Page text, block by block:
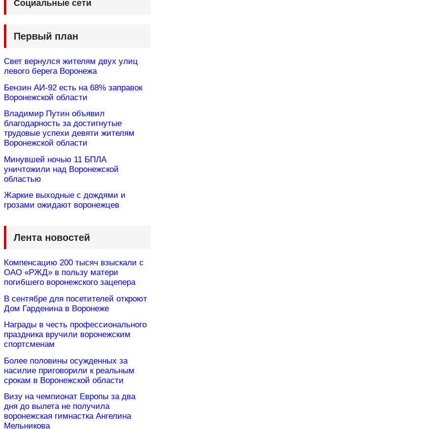
Социальные сети
Первый план
Свет вернулся жителям двух улиц
левого берега Воронежа
Бензин АИ-92 есть на 68% заправок
Воронежской области
Владимир Путин объявил
благодарность за достигнутые
трудовые успехи девяти жителям
Воронежской области
Минувшей ночью 11 БПЛА
уничтожили над Воронежской
областью
Жаркие выходные с дождями и
грозами ожидают воронежцев
Лента новостей
Компенсацию 200 тысяч взыскали с
ОАО «РЖД» в пользу матери
погибшего воронежского зацепера
В сентябре для посетителей откроют
Дом Гарденина в Воронеже
Награды в честь профессионального
праздника вручили воронежским
спортсменам
Более половины осужденных за
насилие приговорили к реальным
срокам в Воронежской области
Визу на чемпионат Европы за два
дня до вылета не получила
воронежская гимнастка Ангелина
Мельникова